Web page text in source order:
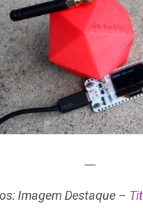
Imagem Destaque –